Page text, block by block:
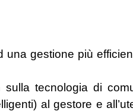
gestione più
sulla tecnologia di
al gestore e